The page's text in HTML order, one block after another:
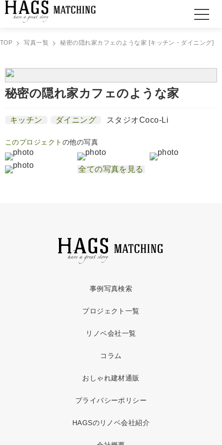
TOP 写真一覧 秘密の隠れ家カフェのような家 [キッチン・ダイニング]
秘密の隠れ家カフェのような家
キッチン ダイニング スタジオCoco-Li
このプロジェクト の他の写真
全ての写真を見る
事例写真検索
プロジェクト一覧
リノベ会社一覧
コラム
おしゃれ建材通販
プライバシーポリシー
HAGSのリノベ会社紹介